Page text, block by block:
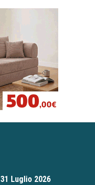
31 Luglio 2026